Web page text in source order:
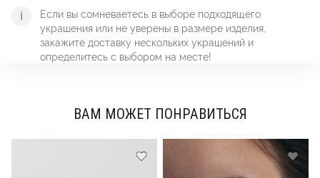
Если вы сомневаетесь в выборе подходящего
украшения или не уверены в размере изделия,
закажите доставку нескольких украшений и
определитесь с выбором на месте!
ВАМ МОЖЕТ ПОНРАВИТЬСЯ